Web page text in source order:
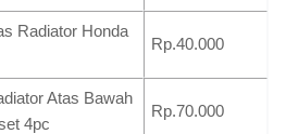
Radiator Honda
Rp.40.000
Atas Bawah
4pc
Rp.70.000